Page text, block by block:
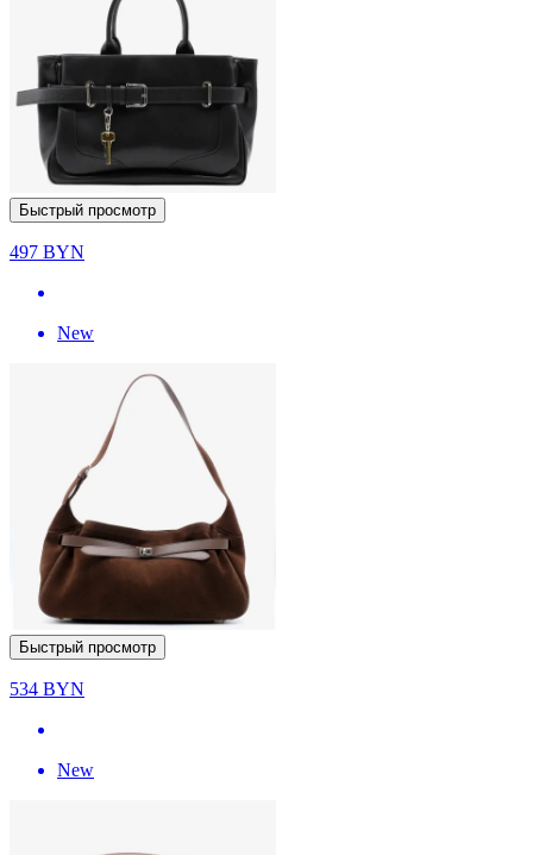
Быстрый просмотр
497 BYN
New
Быстрый просмотр
534 BYN
New